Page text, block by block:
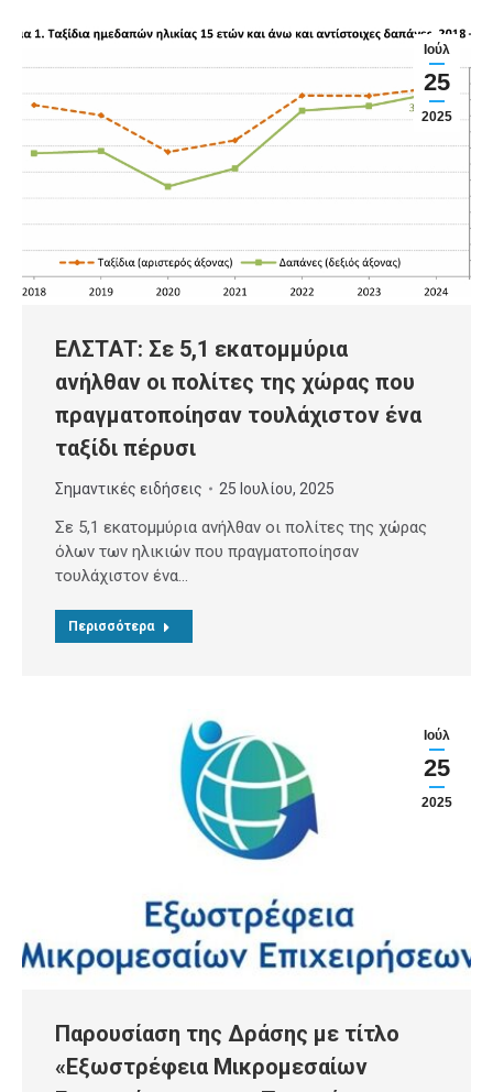
Ιούλ
25
2025
ΕΛΣΤΑΤ: Σε 5,1 εκατομμύρια
ανήλθαν οι πολίτες της χώρας που
πραγματοποίησαν τουλάχιστον ένα
ταξίδι πέρυσι
Σημαντικές ειδήσεις 25 Ιουλίου, 2025
Σε 5,1 εκατομμύρια ανήλθαν οι πολίτες της χώρας
όλων των ηλικιών που πραγματοποίησαν
τουλάχιστον ένα…
Περισσότερα
Ιούλ
25
2025
Παρουσίαση της Δράσης με τίτλο
«Εξωστρέφεια Μικρομεσαίων